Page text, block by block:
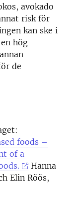
avokado
risk för
kan ske i
hög
de
foods –
of a
Hanna
Elin Röös,